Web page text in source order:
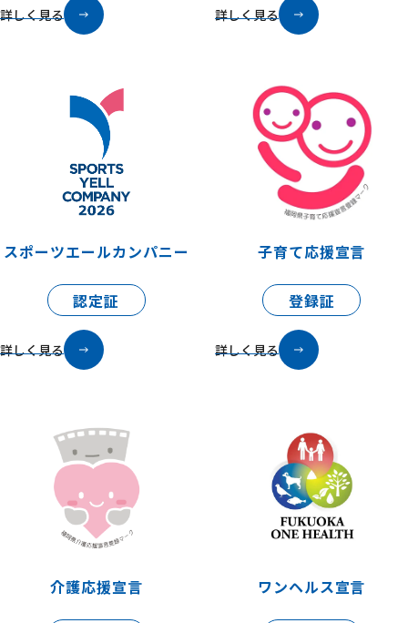
詳しく見る 詳しく見る
スポーツエールカンパニー
認定証
詳しく見る
子育て応援宣言
登録証
詳しく見る
介護応援宣言 ワンヘルス宣言